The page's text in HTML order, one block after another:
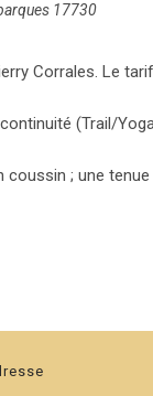
17730
Corrales. Le
(Trail/
coussin ; une